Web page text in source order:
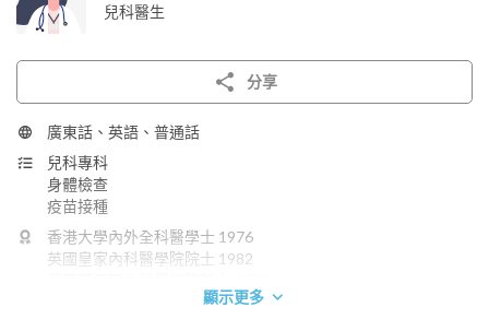
兒科醫生
分享
廣東話、英語、普通話
兒科專科
身體檢查
疫苗接種
香港大學內外全科醫學士 1976
英國皇家內科醫學院院士 1982
英國倫敦皇家醫學院兒科文憑 1982
顯示更多